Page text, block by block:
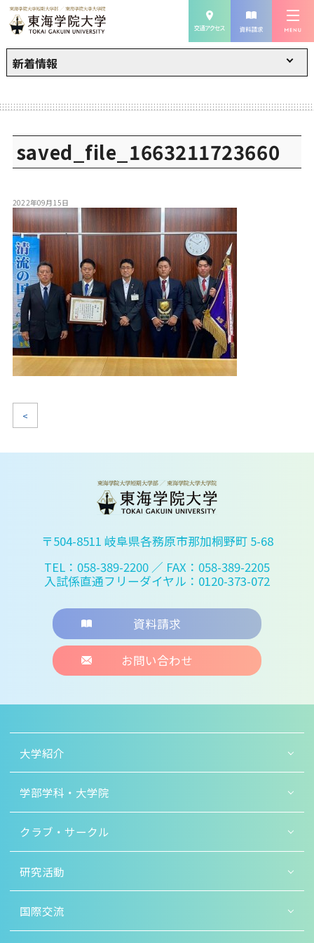
新着情報
saved_file_1663211723660
2022年09月15日
<
〒504-8511 岐阜県各務原市那加桐野町 5-68
TEL：058-389-2200 ／ FAX：058-389-2205
入試係直通フリーダイヤル：0120-373-072
資料請求
お問い合わせ
大学紹介
学部学科・大学院
クラブ・サークル
研究活動
国際交流